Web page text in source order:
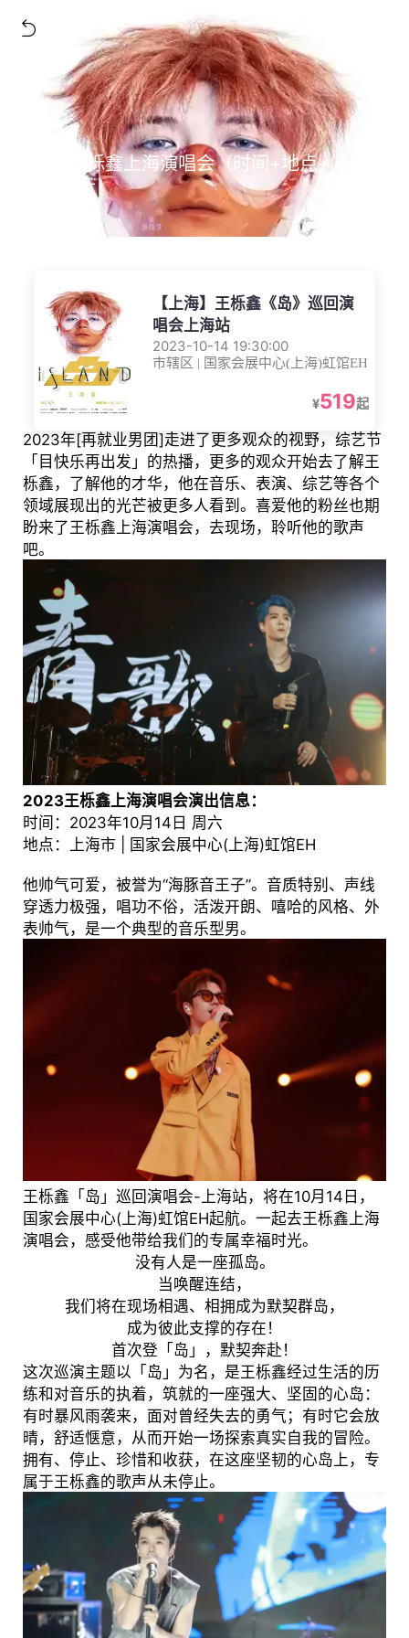
2023王栎鑫上海演唱会（时间+地点+门票）
信息一览
【上海】王栎鑫《岛》巡回演
唱会上海站
2023-10-14 19:30:00
市辖区 | 国家会展中心(上海)虹馆EH
¥519起
2023年[再就业男团]走进了更多观众的视野，综艺节
「目快乐再出发」的热播，更多的观众开始去了解王
栎鑫，了解他的才华，他在音乐、表演、综艺等各个
领域展现出的光芒被更多人看到。喜爱他的粉丝也期
盼来了王栎鑫上海演唱会，去现场，聆听他的歌声
吧。
2023王栎鑫上海演唱会演出信息：
时间：2023年10月14日 周六
地点：上海市 | 国家会展中心(上海)虹馆EH
他帅气可爱，被誉为“海豚音王子”。音质特别、声线
穿透力极强，唱功不俗，活泼开朗、嘻哈的风格、外
表帅气，是一个典型的音乐型男。
王栎鑫「岛」巡回演唱会-上海站，将在10月14日，
国家会展中心(上海)虹馆EH起航。一起去王栎鑫上海
演唱会，感受他带给我们的专属幸福时光。
没有人是一座孤岛。
当唤醒连结，
我们将在现场相遇、相拥成为默契群岛，
成为彼此支撑的存在！
首次登「岛」，默契奔赴！
这次巡演主题以「岛」为名，是王栎鑫经过生活的历
练和对音乐的执着，筑就的一座强大、坚固的心岛：
有时暴风雨袭来，面对曾经失去的勇气；有时它会放
晴，舒适惬意，从而开始一场探索真实自我的冒险。
拥有、停止、珍惜和收获，在这座坚韧的心岛上，专
属于王栎鑫的歌声从未停止。